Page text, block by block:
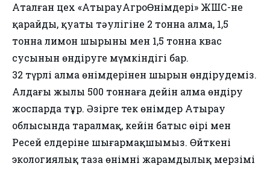
Аталған цех «АтырауАгроӨнімдері» ЖШС-не
қарайды, қуаты тәулігіне 2 тонна алма, 1,5
тонна лимон шырыны мен 1,5 тонна квас
сусынын өндіруге мүмкіндігі бар.
32 түрлі алма өнімдерінен шырын өндірудеміз.
Алдағы жылы 500 тоннаға дейін алма өндіру
жоспарда тұр. Әзірге тек өнімдер Атырау
облысында таралмақ, кейін батыс өңірі мен
Ресей елдеріне шығармақшымыз. Өйткені
экологиялық таза өнімнің жарамдылық мерзімі